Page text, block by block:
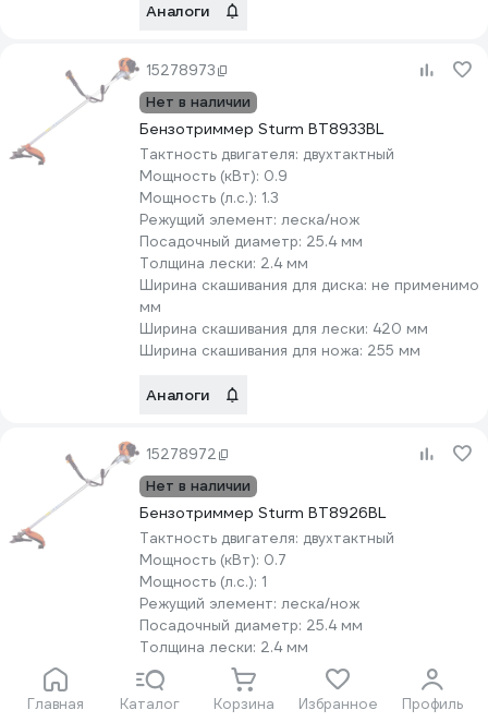
Главная Каталог Корзина Избранное Профиль
Аналоги
15278973
Нет в наличии
Бензотриммер Sturm BT8933BL
Тактность двигателя: двухтактный
Мощность (кВт): 0.9
Мощность (л.с.): 1.3
Режущий элемент: леска/нож
Посадочный диаметр: 25.4 мм
Толщина лески: 2.4 мм
Ширина скашивания для диска: не применимо
мм
Ширина скашивания для лески: 420 мм
Ширина скашивания для ножа: 255 мм
Аналоги
15278972
Нет в наличии
Бензотриммер Sturm BT8926BL
Тактность двигателя: двухтактный
Мощность (кВт): 0.7
Мощность (л.с.): 1
Режущий элемент: леска/нож
Посадочный диаметр: 25.4 мм
Толщина лески: 2.4 мм
Ширина скашивания для диска:
не применимо
мм
Ширина скашивания для лески:420 мм